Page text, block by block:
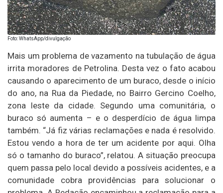
Foto: WhatsApp/divulgação
Mais um problema de vazamento na tubulação de água
irrita moradores de Petrolina. Desta vez o fato acabou
causando o aparecimento de um buraco, desde o início
do ano, na Rua da Piedade, no Bairro Gercino Coelho,
zona leste da cidade. Segundo uma comunitária, o
buraco só aumenta – e o desperdício de água limpa
também. “Já fiz várias reclamações e nada é resolvido.
Estou vendo a hora de ter um acidente por aqui. Olha
só o tamanho do buraco”, relatou. A situação preocupa
quem passa pelo local devido a possíveis acidentes, e a
comunidade cobra providências para solucionar o